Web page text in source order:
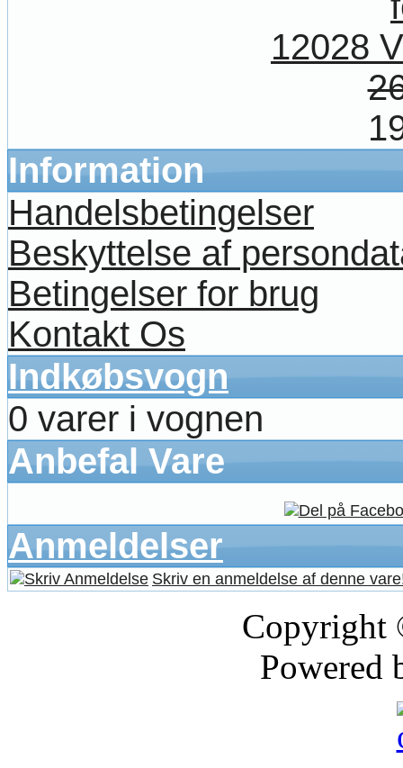
12028
Information
Handelsbetingelser
Beskyttelse af
Betingelser for brug
Kontakt Os
Indkøbsvogn
0 varer i vognen
Anbefal Vare
Anmeldelser
Skriv en anmeldelse af denne
Powered